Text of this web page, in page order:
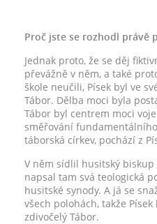
Proč jste se rozhodl právě
Jednak proto, že se děj
převážně v něm, a také
škole neučili, Písek byl ve
Tábor. Dělba moci byla
Tábor byl centrem moci
směřování
táborská církev, pochází z
V něm sídlil husitský
napsal tam svá teologická
husitské synody. A já se
všech polohách, takže
zdivočelý Tábor.